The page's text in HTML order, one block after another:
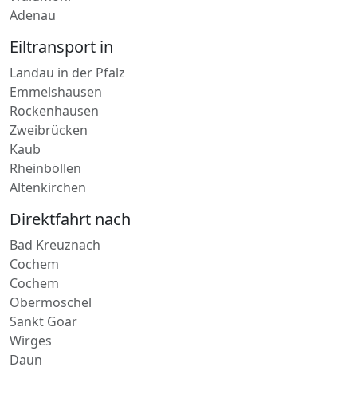
Adenau
Eiltransport in
Landau in der Pfalz
Emmelshausen
Rockenhausen
Zweibrücken
Kaub
Rheinböllen
Altenkirchen
Direktfahrt nach
Bad Kreuznach
Cochem
Cochem
Obermoschel
Sankt Goar
Wirges
Daun